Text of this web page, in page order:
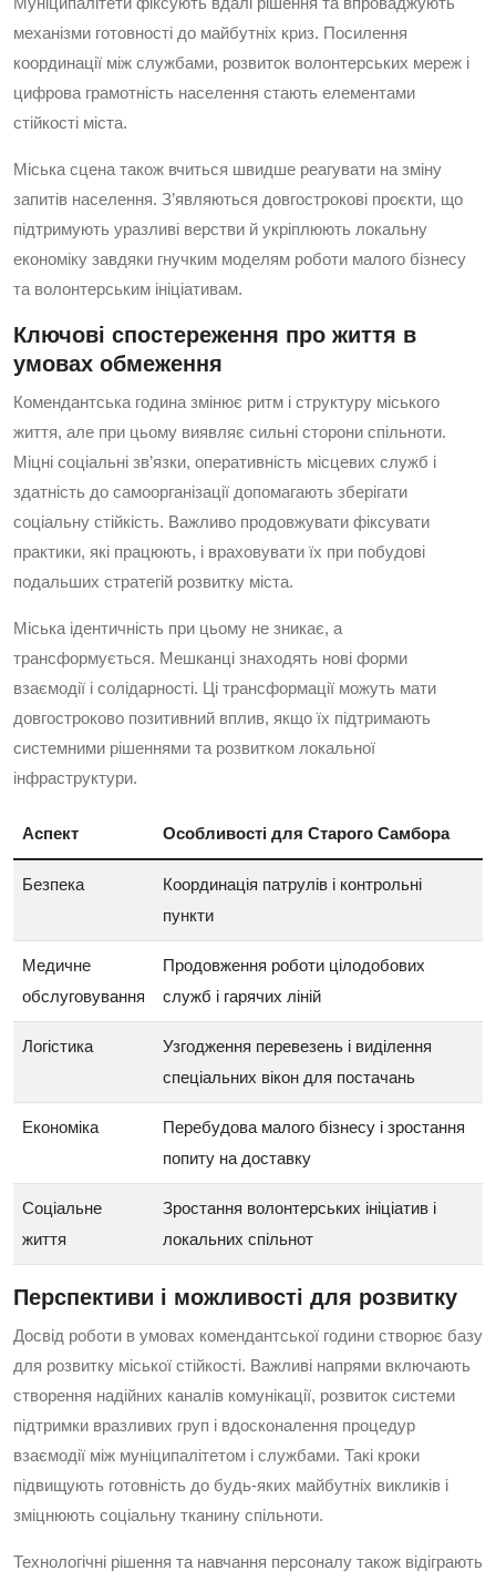
механізми готовності до майбутніх криз. Посилення
координації між службами, розвиток волонтерських мереж і
цифрова грамотність населення стають елементами
стійкості міста.
Міська сцена також вчиться швидше реагувати на зміну
запитів населення. З’являються довгострокові проєкти, що
підтримують уразливі верстви й укріплюють локальну
економіку завдяки гнучким моделям роботи малого бізнесу
та волонтерським ініціативам.
Ключові спостереження про життя в
умовах обмеження
Комендантська година змінює ритм і структуру міського
життя, але при цьому виявляє сильні сторони спільноти.
Міцні соціальні зв’язки, оперативність місцевих служб і
здатність до самоорганізації допомагають зберігати
соціальну стійкість. Важливо продовжувати фіксувати
практики, які працюють, і враховувати їх при побудові
подальших стратегій розвитку міста.
Міська ідентичність при цьому не зникає, а
трансформується. Мешканці знаходять нові форми
взаємодії і солідарності. Ці трансформації можуть мати
довгостроково позитивний вплив, якщо їх підтримають
системними рішеннями та розвитком локальної
інфраструктури.
Аспект Особливості для Старого Самбора
Безпека
Координація патрулів і контрольні
пункти
Медичне
обслуговування
Продовження роботи цілодобових
служб і гарячих ліній
Логістика
Узгодження перевезень і виділення
спеціальних вікон для постачань
Економіка
Перебудова малого бізнесу і зростання
попиту на доставку
Соціальне
життя
Зростання волонтерських ініціатив і
локальних спільнот
Перспективи і можливості для розвитку
Досвід роботи в умовах комендантської години створює базу
для розвитку міської стійкості. Важливі напрями включають
створення надійних каналів комунікації, розвиток системи
підтримки вразливих груп і вдосконалення процедур
взаємодії між муніципалітетом і службами. Такі кроки
підвищують готовність до будь-яких майбутніх викликів і
зміцнюють соціальну тканину спільноти.
Технологічні рішення та навчання персоналу також відіграють